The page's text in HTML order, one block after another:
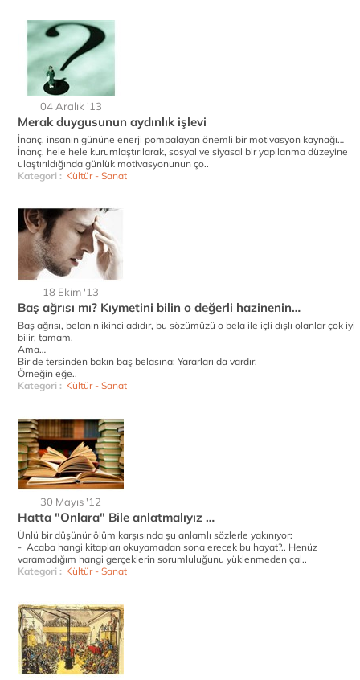
04 Aralık '13
Merak duygusunun aydınlık işlevi
İnanç, insanın gününe enerji pompalayan önemli bir motivasyon kaynağı…
İnanç, hele hele kurumlaştırılarak, sosyal ve siyasal bir yapılanma düzeyine
ulaştırıldığında günlük motivasyonunun ço..
Kategori : Kültür - Sanat
18 Ekim '13
Baş ağrısı mı? Kıymetini bilin o değerli hazinenin…
Baş ağrısı, belanın ikinci adıdır, bu sözümüzü o bela ile içli dışlı olanlar çok iyi
bilir, tamam.
Ama…
Bir de tersinden bakın baş belasına: Yararları da vardır.
Örneğin eğe..
Kategori : Kültür - Sanat
30 Mayıs '12
Hatta "Onlara" Bile anlatmalıyız …
Ünlü bir düşünür ölüm karşısında şu anlamlı sözlerle yakınıyor:
- Acaba hangi kitapları okuyamadan sona erecek bu hayat?.. Henüz
varamadığım hangi gerçeklerin sorumluluğunu yüklenmeden çal..
Kategori : Kültür - Sanat